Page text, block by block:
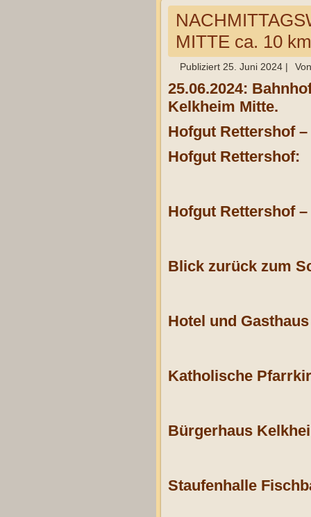
MITTE ca. 10 km
Publiziert 25. Juni 2024 | Von
25.06.2024:
Kelkheim Mitte.
Hofgut Rettershof
Hofgut Rettershof:
Hofgut Rettershof
Blick zurück zum
Hotel und
Katholische
Bürgerhaus
Staufenhalle